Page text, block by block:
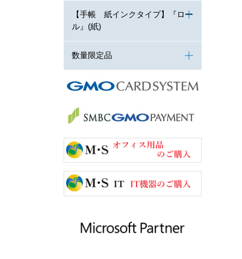
【手帳 紙インクタイプ】『ロー
ル』(紙)
数量限定品